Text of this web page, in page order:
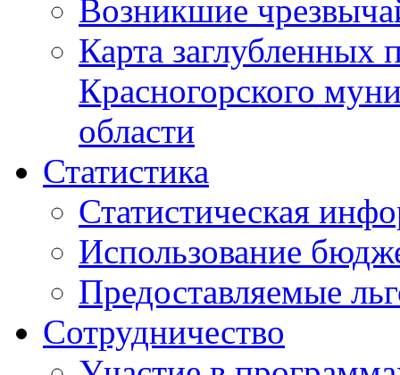
Возникшие
Карта
Красногорского
области
Статистика
Статистическая
Использование
Предоставляемые
Сотрудничество